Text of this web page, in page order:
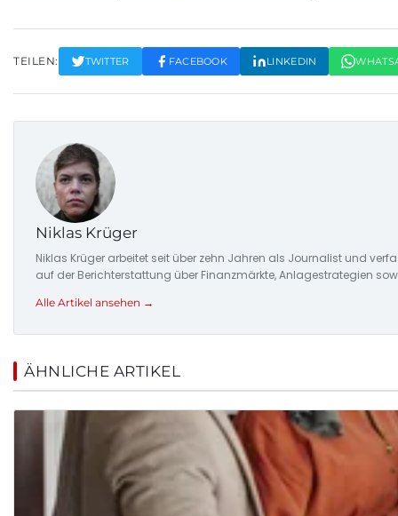
TEILEN: TWITTER FACEBOOK LINKEDIN
Niklas Krüger
Niklas Krüger arbeitet seit über zehn Jahren als Journalist und
auf der Berichterstattung über Finanzmärkte, Anlagestrategien
Alle Artikel ansehen →
ÄHNLICHE ARTIKEL